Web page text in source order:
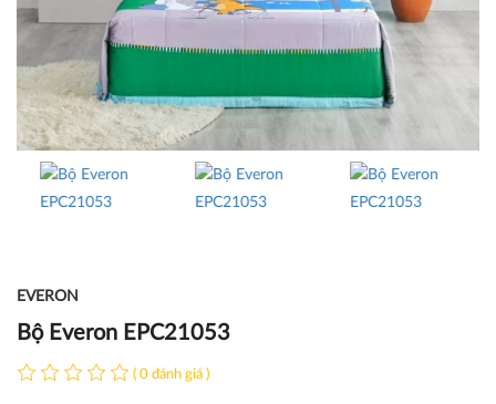
EVERON
Bộ Everon EPC21053
( 0 đánh giá )